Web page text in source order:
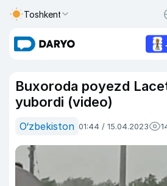
Toshkent
Buxoroda poyezd
yubordi (video)
O‘zbekiston 01:44 / 15.04.2023